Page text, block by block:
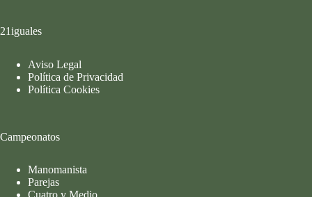
21iguales
Aviso Legal
Política de Privacidad
Política Cookies
Campeonatos
Manomanista
Parejas